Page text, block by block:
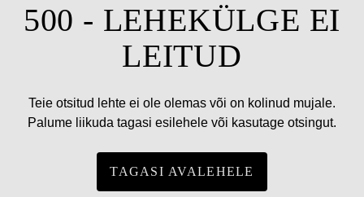
500 - LEHEKÜLGE EI
LEITUD
Teie otsitud lehte ei ole olemas või on kolinud mujale.
Palume liikuda tagasi esilehele või kasutage otsingut.
TAGASI AVALEHELE